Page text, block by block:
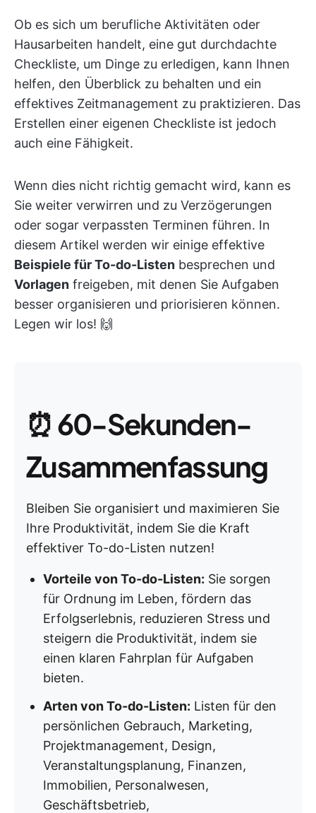
Ob es sich um berufliche Aktivitäten oder
Hausarbeiten handelt, eine gut durchdachte
Checkliste, um Dinge zu erledigen, kann Ihnen
helfen, den Überblick zu behalten und ein
effektives Zeitmanagement zu praktizieren. Das
Erstellen einer eigenen Checkliste ist jedoch
auch eine Fähigkeit.
Wenn dies nicht richtig gemacht wird, kann es
Sie weiter verwirren und zu Verzögerungen
oder sogar verpassten Terminen führen. In
diesem Artikel werden wir einige effektive
Beispiele für To-do-Listen besprechen und
Vorlagen freigeben, mit denen Sie Aufgaben
besser organisieren und priorisieren können.
Legen wir los! 🙌
⏰60-Sekunden-
Zusammenfassung
Bleiben Sie organisiert und maximieren Sie
Ihre Produktivität, indem Sie die Kraft
effektiver To-do-Listen nutzen!
Vorteile von To-do-Listen: Sie sorgen
für Ordnung im Leben, fördern das
Erfolgserlebnis, reduzieren Stress und
steigern die Produktivität, indem sie
einen klaren Fahrplan für Aufgaben
bieten.
Arten von To-do-Listen: Listen für den
persönlichen Gebrauch, Marketing,
Projektmanagement, Design,
Veranstaltungsplanung, Finanzen,
Immobilien, Personalwesen,
Geschäftsbetrieb,